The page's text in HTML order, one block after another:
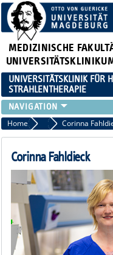
MEDIZINISCHE
UNIVERSITÄTSKLINIK FÜR
STRAHLENTHERAPIE
KLINIK
TEAM
FORSCHUNG
STUDIEN
LEHRE
NEWS
STELLENANGEBOTE
Home Wissenschaft
Corinna
Corinna Fahldieck